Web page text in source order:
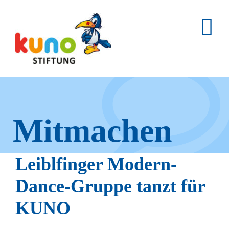
content
Mitmachen
und helfen.
Hier erfahren Sie, wie fleißige
Leiblfinger Modern-
Dance-Gruppe tanzt für
KUNO